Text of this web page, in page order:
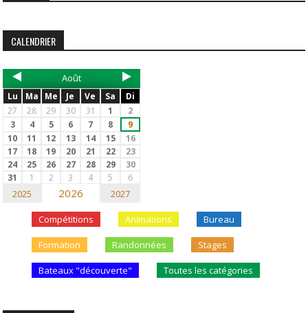
CALENDRIER
Août
Lu Ma Me Je Ve Sa
Di
27
28 29 30 31 1
2
3
4 5 6 7 8
9
10
11 12 13 14 15
16
17
18 19 20 21 22
23
24
25 26 27 28 29
30
31
1 2 3 4 5 6
2025 2026 2027
Compétitions Animations Bureau
Formation Randonnées Stages
Bateaux "découverte" Toutes les catégories